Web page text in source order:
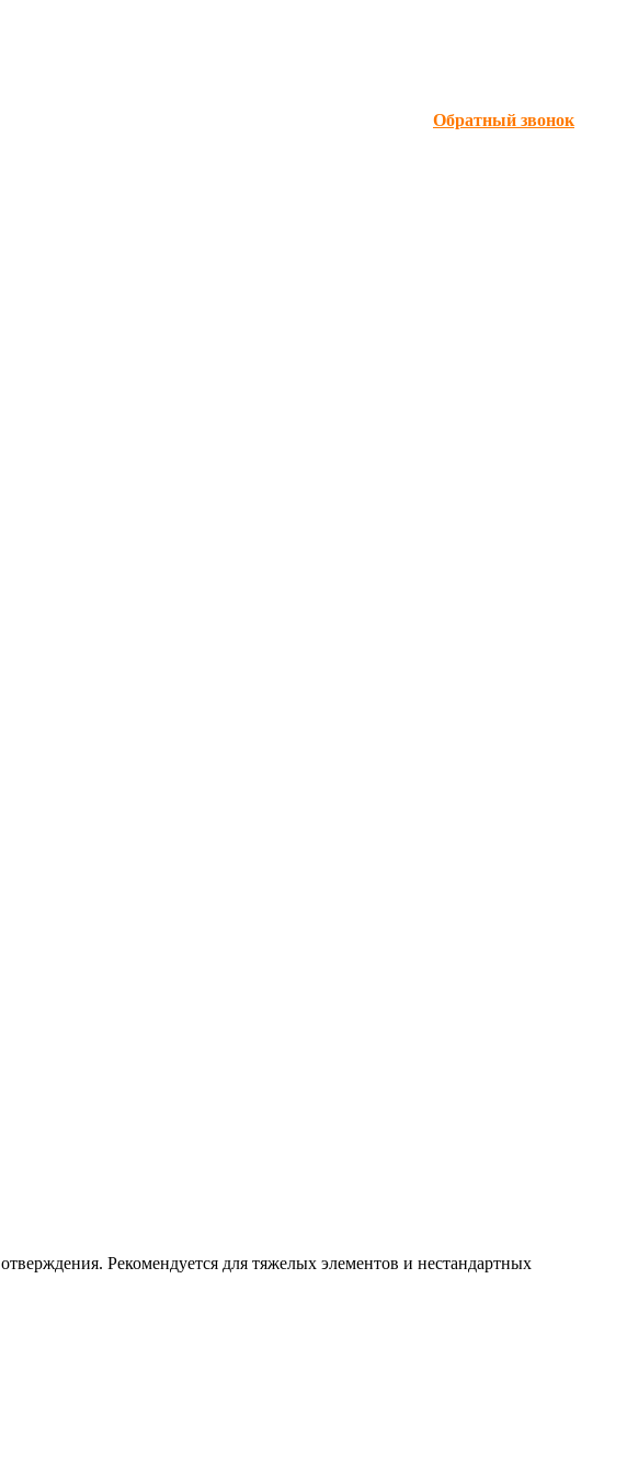
Обратный звонок
Рекомендуется для тяжелых элементов и нестандартных